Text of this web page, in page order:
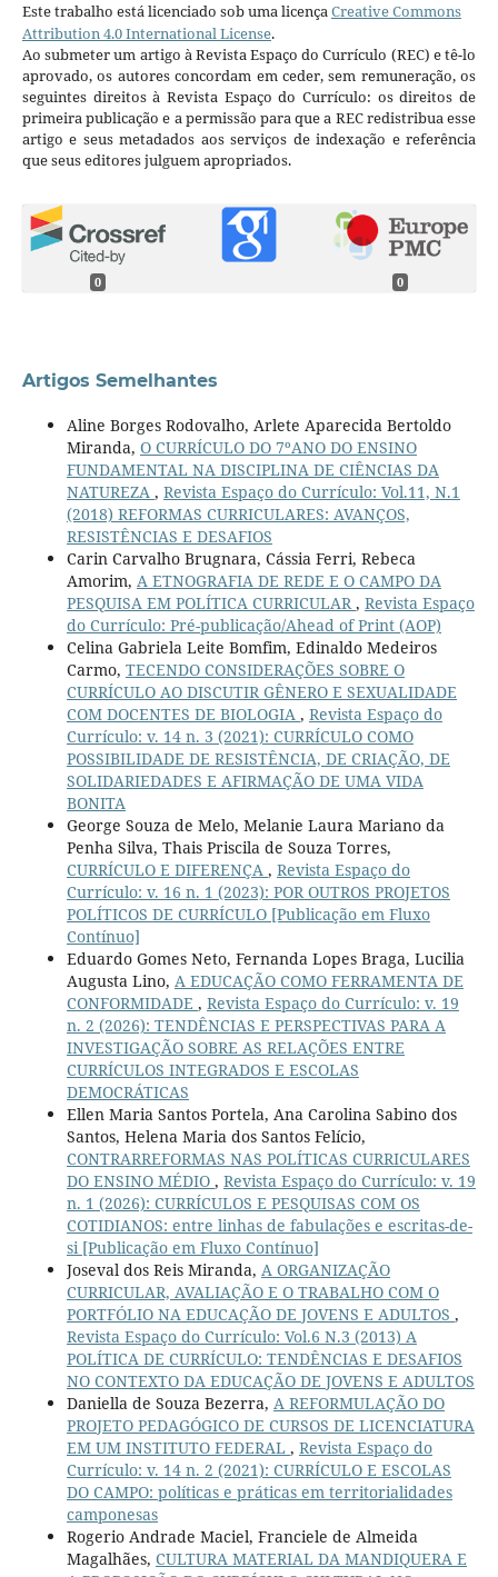
Este trabalho está licenciado sob uma licençaCreative Commons
Attribution 4.0 International License.
Ao submeter um artigo à Revista Espaço do Currículo (REC) e tê-lo
aprovado, os autores concordam em ceder, sem remuneração, os
seguintes direitos à Revista Espaço do Currículo: os direitos de
primeira publicação e a permissão para que a REC redistribua esse
artigo e seus metadados aos serviços de indexação e referência
que seus editores julguem apropriados.
0 0
Artigos Semelhantes
Aline Borges Rodovalho, Arlete Aparecida Bertoldo
Miranda, O CURRÍCULO DO 7ºANO DO ENSINO
FUNDAMENTAL NA DISCIPLINA DE CIÊNCIAS DA
NATUREZA , Revista Espaço do Currículo: Vol.11, N.1
(2018) REFORMAS CURRICULARES: AVANÇOS,
RESISTÊNCIAS E DESAFIOS
Carin Carvalho Brugnara, Cássia Ferri, Rebeca
Amorim, A ETNOGRAFIA DE REDE E O CAMPO DA
PESQUISA EM POLÍTICA CURRICULAR, Revista Espaço
do Currículo: Pré-publicação/Ahead of Print (AOP)
Celina Gabriela Leite Bomfim, Edinaldo Medeiros
Carmo, TECENDO CONSIDERAÇÕES SOBRE O
CURRÍCULO AO DISCUTIR GÊNERO E SEXUALIDADE
COM DOCENTES DE BIOLOGIA , Revista Espaço do
Currículo: v. 14 n. 3 (2021): CURRÍCULO COMO
POSSIBILIDADE DE RESISTÊNCIA, DE CRIAÇÃO, DE
SOLIDARIEDADES E AFIRMAÇÃO DE UMA VIDA
BONITA
George Souza de Melo, Melanie Laura Mariano da
Penha Silva, Thais Priscila de Souza Torres,
CURRÍCULO E DIFERENÇA , Revista Espaço do
Currículo: v. 16 n. 1 (2023): POR OUTROS PROJETOS
POLÍTICOS DE CURRÍCULO [Publicação em Fluxo
Contínuo]
Eduardo Gomes Neto, Fernanda Lopes Braga, Lucilia
Augusta Lino, A EDUCAÇÃO COMO FERRAMENTA DE
CONFORMIDADE , Revista Espaço do Currículo: v. 19
n. 2 (2026): TENDÊNCIAS E PERSPECTIVAS PARA A
INVESTIGAÇÃO SOBRE AS RELAÇÕES ENTRE
CURRÍCULOS INTEGRADOS E ESCOLAS
DEMOCRÁTICAS
Ellen Maria Santos Portela, Ana Carolina Sabino dos
Santos, Helena Maria dos Santos Felício,
CONTRARREFORMAS NAS POLÍTICAS CURRICULARES
DO ENSINO MÉDIO , Revista Espaço do Currículo: v. 19
n. 1 (2026): CURRÍCULOS E PESQUISAS COM OS
COTIDIANOS: entre linhas de fabulações e escritas-de-
si [Publicação em Fluxo Contínuo]
Joseval dos Reis Miranda, A ORGANIZAÇÃO
CURRICULAR, AVALIAÇÃO E O TRABALHO COM O
PORTFÓLIO NA EDUCAÇÃO DE JOVENS E ADULTOS ,
Revista Espaço do Currículo: Vol.6 N.3 (2013) A
POLÍTICA DE CURRÍCULO: TENDÊNCIAS E DESAFIOS
NO CONTEXTO DA EDUCAÇÃO DE JOVENS E ADULTOS
Daniella de Souza Bezerra, A REFORMULAÇÃO DO
PROJETO PEDAGÓGICO DE CURSOS DE LICENCIATURA
EM UM INSTITUTO FEDERAL , Revista Espaço do
Currículo: v. 14 n. 2 (2021): CURRÍCULO E ESCOLAS
DO CAMPO: políticas e práticas em territorialidades
camponesas
Rogerio Andrade Maciel, Franciele de Almeida
Magalhães, CULTURA MATERIAL DA MANDIQUERA E